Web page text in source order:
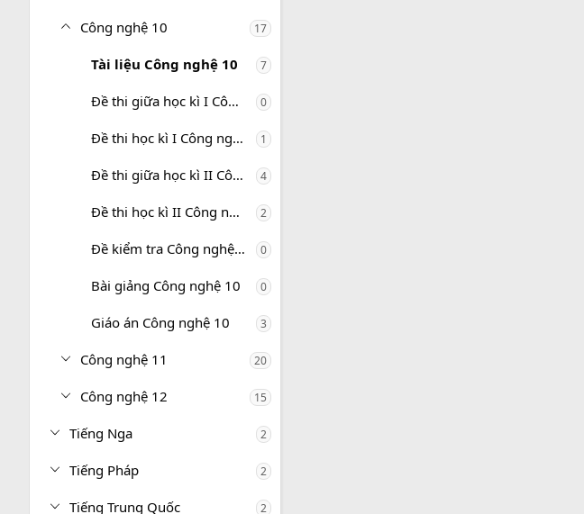
Công nghệ 10 17
Tài liệu Công nghệ 10 7
Đề thi giữa học kì I Công nghệ 10 0
Đề thi học kì I Công nghệ 10 1
Đề thi giữa học kì II Công nghệ 10 4
Đề thi học kì II Công nghệ 10 2
Đề kiểm tra Công nghệ 10 0
Bài giảng Công nghệ 10 0
Giáo án Công nghệ 10 3
Công nghệ 11 20
Công nghệ 12 15
Tiếng Nga 2
Tiếng Pháp 2
Tiếng Trung Quốc 2